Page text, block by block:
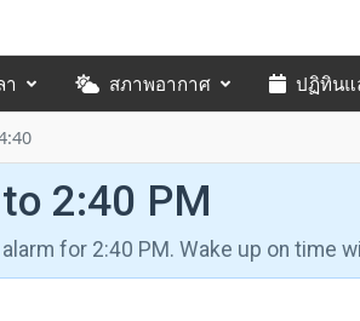
า สภาพอากาศ ปฏิทินแ
2:40 PM
for 2:40 PM. Wake up on time